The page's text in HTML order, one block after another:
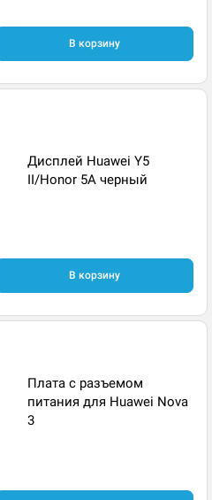
В корзину
Дисплей Huawei Y5
II/Honor 5A черный
В корзину
Плата с разъемом
питания для Huawei Nova
3